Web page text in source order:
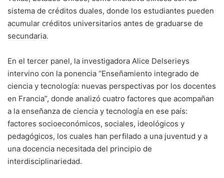
sistema de créditos duales, donde los estudiantes pueden
acumular créditos universitarios antes de graduarse de
secundaria.
En el tercer panel, la investigadora Alice Delserieys
intervino con la ponencia “Enseñamiento integrado de
ciencia y tecnología: nuevas perspectivas por los docentes
en Francia”, donde analizó cuatro factores que acompañan
a la enseñanza de ciencia y tecnología en ese país:
factores socioeconómicos, sociales, ideológicos y
pedagógicos, los cuales han perfilado a una juventud y a
una docencia necesitada del principio de
interdisciplinariedad.